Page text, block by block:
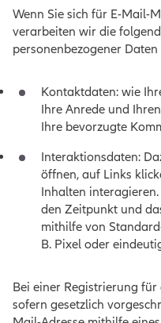
Wenn Sie sich für E-Mail-
verarbeiten wir die
personenbezogener
Kontaktdaten: wie
Ihre Anrede und
Ihre bevorzugte
Interaktionsdaten:
öffnen, auf Links
Inhalten
den Zeitpunkt und
mithilfe von
B. Pixel oder
Bei einer Registrierung
sofern gesetzlich